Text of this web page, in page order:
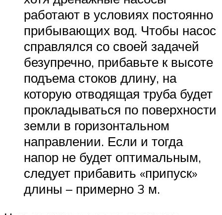
работают в условиях постоянно
прибывающих вод. Чтобы насос
справлялся со своей задачей
безупречно, прибавьте к высоте
подъема стоков длину, на
которую отводящая труба будет
прокладываться по поверхности
земли в горизонтальном
направлении. Если и тогда
напор не будет оптимальным,
следует прибавить «припуск»
длины – примерно 3 м.